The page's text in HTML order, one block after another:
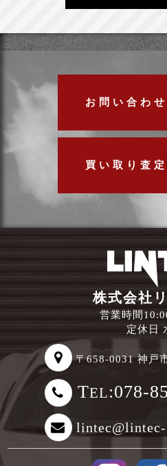
お問い合わ
買い取り査
株式会社
営業時間
定休日
〒658-0031 神戸
TEL:078-